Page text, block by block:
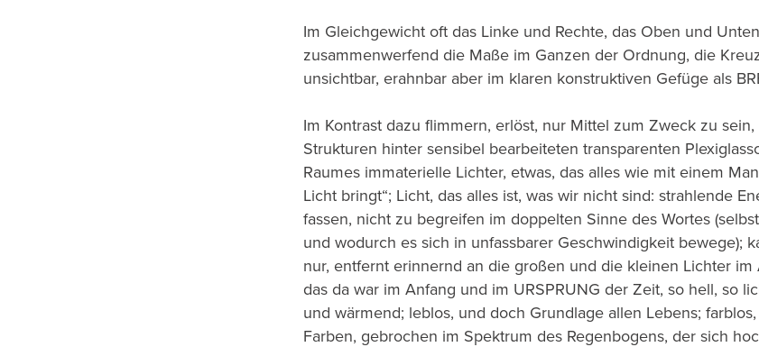
Im Gleichgewicht oft das Linke und Rechte, das Oben und
zusammenwerfend die Maße im Ganzen der Ordnung, die
unsichtbar, erahnbar aber im klaren konstruktiven Gefüge als
Im Kontrast dazu flimmern, erlöst, nur Mittel zum Zweck zu
Strukturen hinter sensibel bearbeiteten transparenten
Raumes immaterielle Lichter, etwas, das alles wie mit einem
Licht bringt“; Licht, das alles ist, was wir nicht sind: strahlende
fassen, nicht zu begreifen im doppelten Sinne des Wortes
und wodurch es sich in unfassbarer Geschwindigkeit bewege);
nur, entfernt erinnernd an die großen und die kleinen Lichter im
das da war im Anfang und im URSPRUNG der Zeit, so hell, so
und wärmend; leblos, und doch Grundlage allen Lebens;
Farben, gebrochen im Spektrum des Regenbogens, der sich